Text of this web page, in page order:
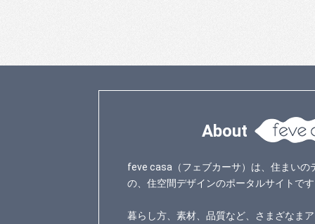
About
feve casa（フェブカーサ）は、住まいの
の、住空間デザインのポータルサイトで
暮らし方、素材、品質など、さまざなま